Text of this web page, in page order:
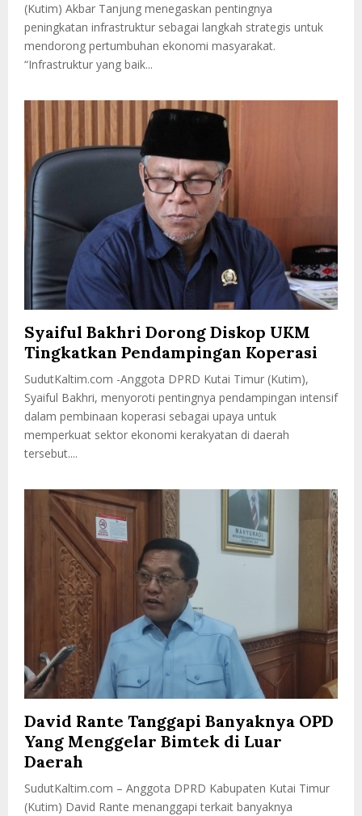
(Kutim) Akbar Tanjung menegaskan pentingnya
peningkatan infrastruktur sebagai langkah strategis untuk
mendorong pertumbuhan ekonomi masyarakat.
“Infrastruktur yang baik...
Syaiful Bakhri Dorong Diskop UKM
Tingkatkan Pendampingan Koperasi
SudutKaltim.com -Anggota DPRD Kutai Timur (Kutim),
Syaiful Bakhri, menyoroti pentingnya pendampingan intensif
dalam pembinaan koperasi sebagai upaya untuk
memperkuat sektor ekonomi kerakyatan di daerah
tersebut....
David Rante Tanggapi Banyaknya OPD
Yang Menggelar Bimtek di Luar
Daerah
SudutKaltim.com – Anggota DPRD Kabupaten Kutai Timur
(Kutim) David Rante menanggapi terkait banyaknya